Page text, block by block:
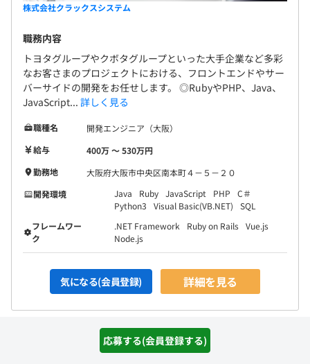
応募する(会員登録する)
株式会社クラックスシステム
職務内容
トヨタグループやクボタグループといった大手企業など多彩
なお客さまのプロジェクトにおける、フロントエンドやサー
バーサイドの開発をお任せします。 ◎RubyやPHP、Java、
JavaScript... 詳しく見る
職種名
開発エンジニア（大阪）
給与
400万 〜 530万円
勤務地
大阪府大阪市中央区南本町４－５－２０
開発環境
Java Ruby JavaScript PHP
C＃
Python3
Visual Basic(VB.NET)
SQL
フレームワー
ク
.NET Framework Ruby on Rails Vue.js
Node.js
気になる(会員登録) 詳細を見る
求人特集：人気のテーマ別に求人をご紹介